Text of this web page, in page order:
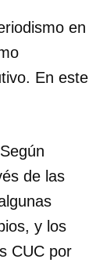
en
En este
de las
y los
CUC por